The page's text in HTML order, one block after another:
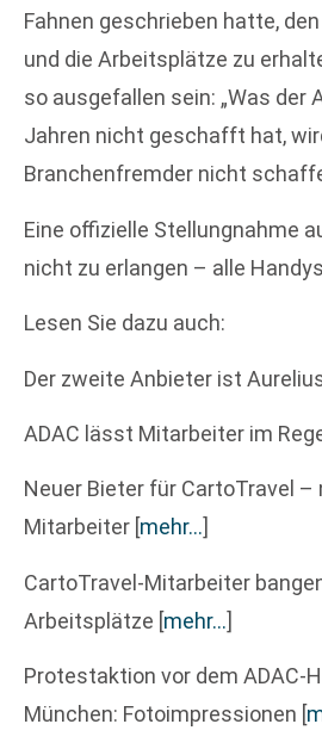
Fahnen geschrieben hatte,
und die Arbeitsplätze zu
so ausgefallen sein: „Was der
Jahren nicht geschafft hat,
Branchenfremder nicht
Eine offizielle Stellungnahme
nicht zu erlangen – alle
Lesen Sie dazu auch:
Der zweite Anbieter ist
ADAC lässt Mitarbeiter im
Neuer Bieter für CartoTravel
Mitarbeiter [mehr…]
CartoTravel-Mitarbeiter
Arbeitsplätze [mehr…]
Protestaktion vor dem ADAC-
München: Fotoimpressionen [